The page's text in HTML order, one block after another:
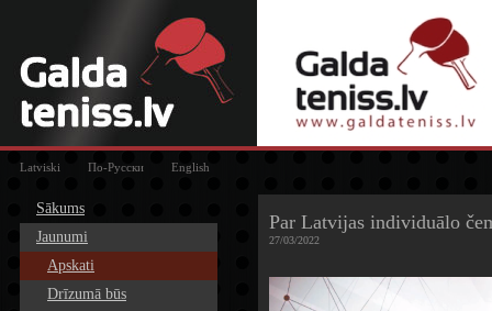
Latviski По-Русски English
Sākums
Jaunumi
Apskati
Drīzumā būs
Par Latvijas individuālo
27/03/2022